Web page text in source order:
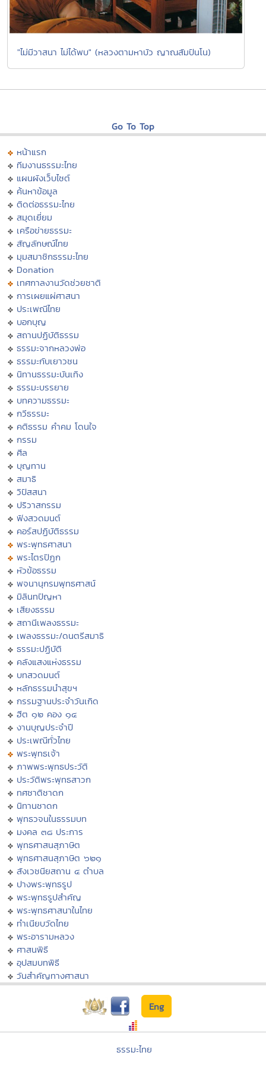
"ไม่มีวาสนา ไม่ได้พบ" (หลวงตามหาบัว ญาณสัมปันโน)
Go To Top
หน้าแรก
ทีมงานธรรมะไทย
แผนผังเว็บไซต์
ค้นหาข้อมูล
ติดต่อธรรมะไทย
สมุดเยี่ยม
เครือข่ายธรรมะ
สัญลักษณ์ไทย
มุมสมาชิกธรรมะไทย
Donation
เทศกาลงานวัดช่วยชาติ
การเผยแผ่ศาสนา
ประเพณีไทย
บอกบุญ
สถานปฏิบัติธรรม
ธรรมะจากหลวงพ่อ
ธรรมะกับเยาวชน
นิทานธรรมะบันเทิง
ธรรมะบรรยาย
บทความธรรมะ
กวีธรรมะ
คติธรรม คำคม โดนใจ
กรรม
ศีล
บุญทาน
สมาธิ
วิปัสสนา
ปริวาสกรรม
ฟังสวดมนต์
คอร์สปฏิบัติธรรม
พระพุทธศาสนา
พระไตรปิฏก
หัวข้อธรรม
พจนานุกรมพุทธศาสน์
มิลินทปัญหา
เสียงธรรม
สถานีเพลงธรรมะ
เพลงธรรมะ/ดนตรีสมาธิ
ธรรมะปฏิบัติ
คลังแสงแห่งธรรม
บทสวดมนต์
หลักธรรมนำสุขฯ
กรรมฐานประจำวันเกิด
ฮีต ๑๒ คอง ๑๔
งานบุญประจำปี
ประเพณีทั่วไทย
พระพุทธเจ้า
ภาพพระพุทธประวัติ
ประวัติพระพุทธสาวก
ทศชาติชาดก
นิทานชาดก
พุทธวจนในธรรมบท
มงคล ๓๘ ประการ
พุทธศาสนสุภาษิต
พุทธศาสนสุภาษิต ๖๒๑
สังเวชนียสถาน ๔ ตำบล
ปางพระพุทธรูป
พระพุทธรูปสำคัญ
พระพุทธศาสนาในไทย
ทำเนียบวัดไทย
พระอารามหลวง
ศาสนพิธี
อุปสมบทพิธี
วันสำคัญทางศาสนา
Eng
ธรรมะไทย